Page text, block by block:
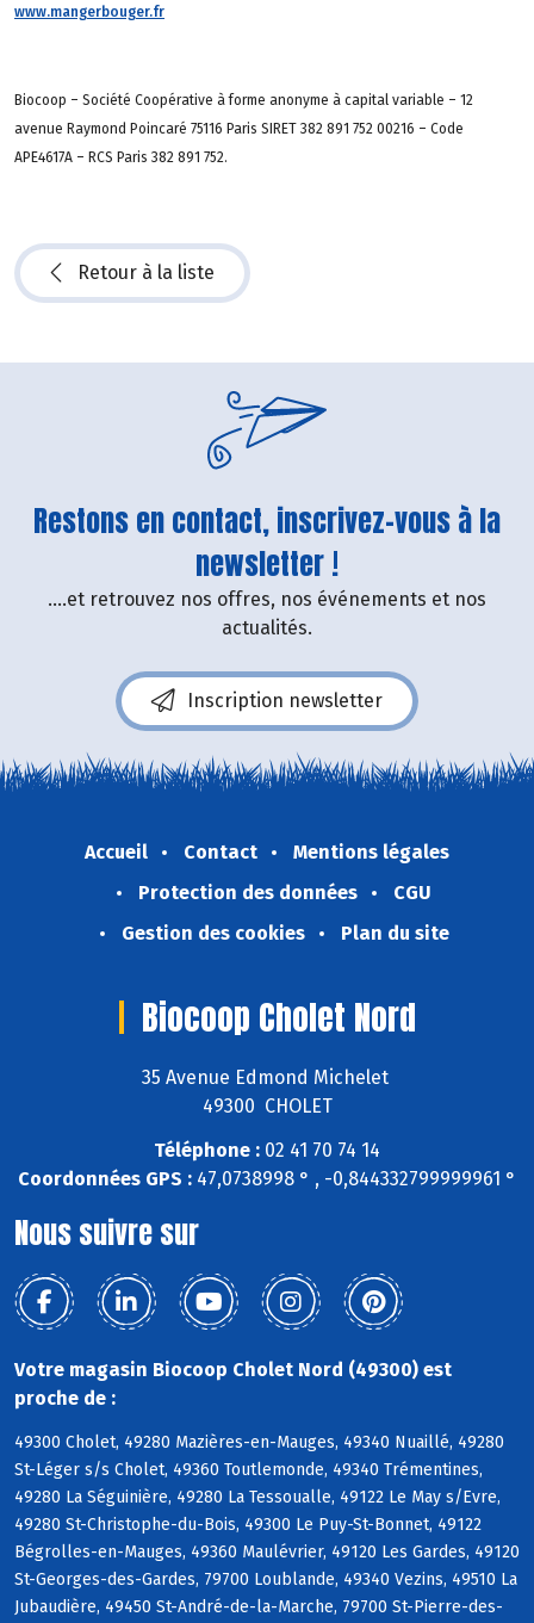
www.mangerbouger.fr
Biocoop – Société Coopérative à forme anonyme à capital variable – 12
avenue Raymond Poincaré 75116 Paris SIRET 382 891 752 00216 – Code
APE4617A – RCS Paris 382 891 752.
Retour à la liste
Restons en contact, inscrivez-vous à la
newsletter !
....et retrouvez nos offres, nos événements et nos
actualités.
Inscription newsletter
Accueil Contact
Mentions légales
Protection des données
CGU
Gestion des cookies
Plan du site
Biocoop Cholet Nord
35 Avenue Edmond Michelet
49300 CHOLET
Téléphone : 02 41 70 74 14
Coordonnées GPS : 47,0738998 ° , -0,844332799999961 °
Nous suivre sur
Votre magasin Biocoop Cholet Nord (49300) est
proche de :
49300 Cholet, 49280 Mazières-en-Mauges, 49340 Nuaillé, 49280
St-Léger s/s Cholet, 49360 Toutlemonde, 49340 Trémentines,
49280 La Séguinière, 49280 La Tessoualle, 49122 Le May s/Evre,
49280 St-Christophe-du-Bois, 49300 Le Puy-St-Bonnet, 49122
Bégrolles-en-Mauges, 49360 Maulévrier, 49120 Les Gardes, 49120
St-Georges-des-Gardes, 79700 Loublande, 49340 Vezins, 49510 La
Jubaudière, 49450 St-André-de-la-Marche, 79700 St-Pierre-des-